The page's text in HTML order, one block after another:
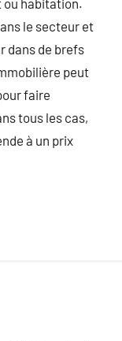
ou habitation.
le secteur et
dans de brefs
peut
faire
tous les cas,
à un prix